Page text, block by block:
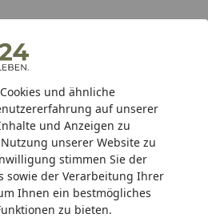
und ähnliche
auf unserer
und Anzeigen zu
unserer Website zu
stimmen Sie der
sowie der Verarbeitung Ihrer
Ihnen ein bestmögliches
zu bieten.
Hotline
Sandfilteranlage & Pool-
bis 468,99€)